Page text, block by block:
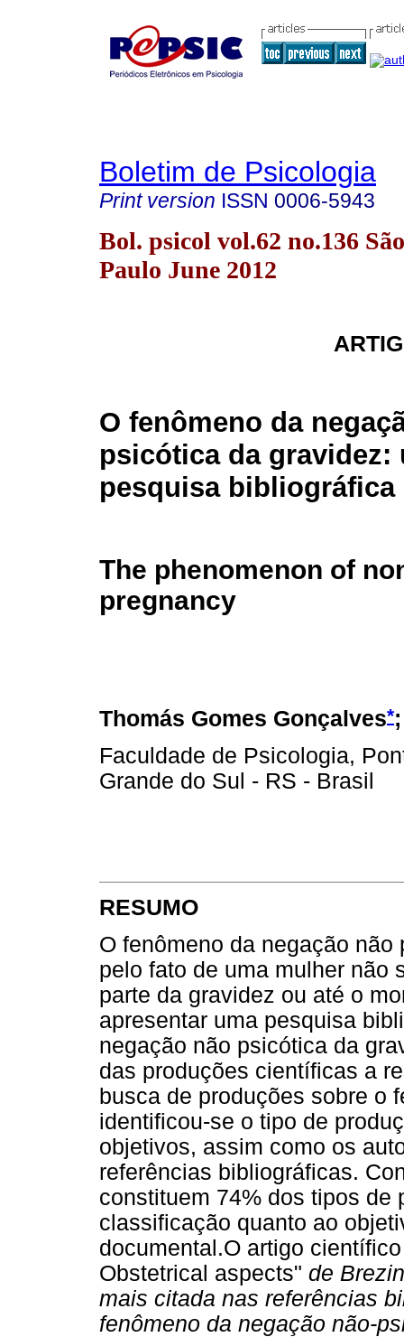
Boletim de Psicologia
Print version ISSN 0006-5943
Bol. psicol vol.62 no.136 São
Paulo June 2012
O fenômeno da
psicótica da gravidez:
pesquisa bibliográfica
The phenomenon of
pregnancy
Thomás Gomes Gonçalves*
Faculdade de Psicologia,
Grande do Sul - RS - Brasil
RESUMO
O fenômeno da negação
pelo fato de uma mulher não
parte da gravidez ou até o
apresentar uma pesquisa
negação não psicótica da
das produções científicas a
busca de produções sobre o
identificou-se o tipo de
objetivos, assim como os
referências bibliográficas.
constituem 74% dos tipos de
classificação quanto ao
documental.O artigo
Obstetrical aspects" de
mais citada nas referências
fenômeno da negação não-